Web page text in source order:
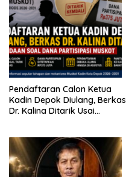
Pendaftaran Calon Ketua
Kadin Depok Diulang, Berkas
Dr. Kalina Ditarik Usai